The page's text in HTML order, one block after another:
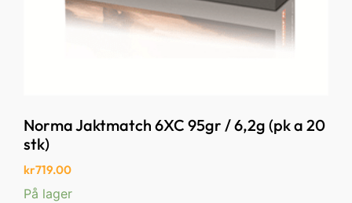
Norma Jaktmatch 6XC 95gr / 6,2g (pk a 20
stk)
kr719.00
På lager